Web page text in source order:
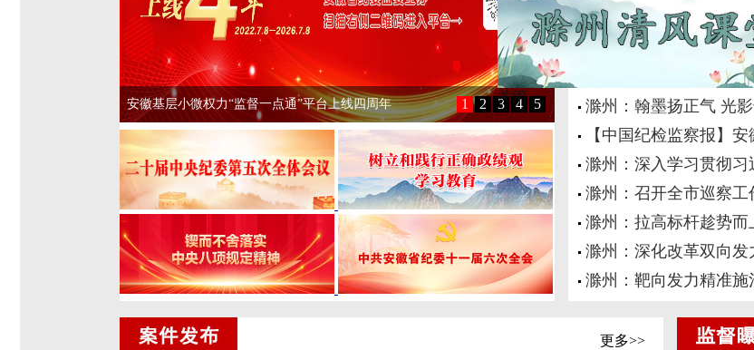
1
安徽基层小微权力“监督一点通”平台上线四周年 2 3 4 5
刘海泉：坚持以习近
滁州：翰墨扬正气 光
【中国纪检监察报】
滁州：深入学习贯彻
滁州：召开全市巡察工
滁州：拉高标杆趁势
滁州：深化改革双向
滁州：靶向发力精准
更多>>